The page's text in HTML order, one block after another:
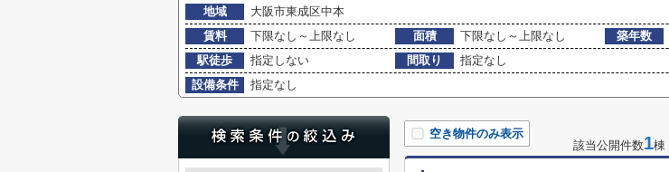
地域
大阪市東成区中本
賃料
下限なし～上限なし 面積 下限なし～上限なし 築年数
駅徒歩
指定しない 間取り
指定なし
設備条件
指定なし
空き物件のみ表示
該当公開件数1棟